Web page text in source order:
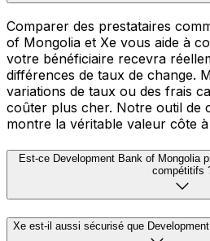
Comparer des prestataires
of Mongolia et Xe vous aide à
votre bénéficiaire recevra
différences de taux de change.
variations de taux ou des frais
coûter plus cher. Notre outil de
montre la véritable valeur côte
Est-ce Development Bank of Mongolia
compétitifs
Xe est-il aussi sécurisé que